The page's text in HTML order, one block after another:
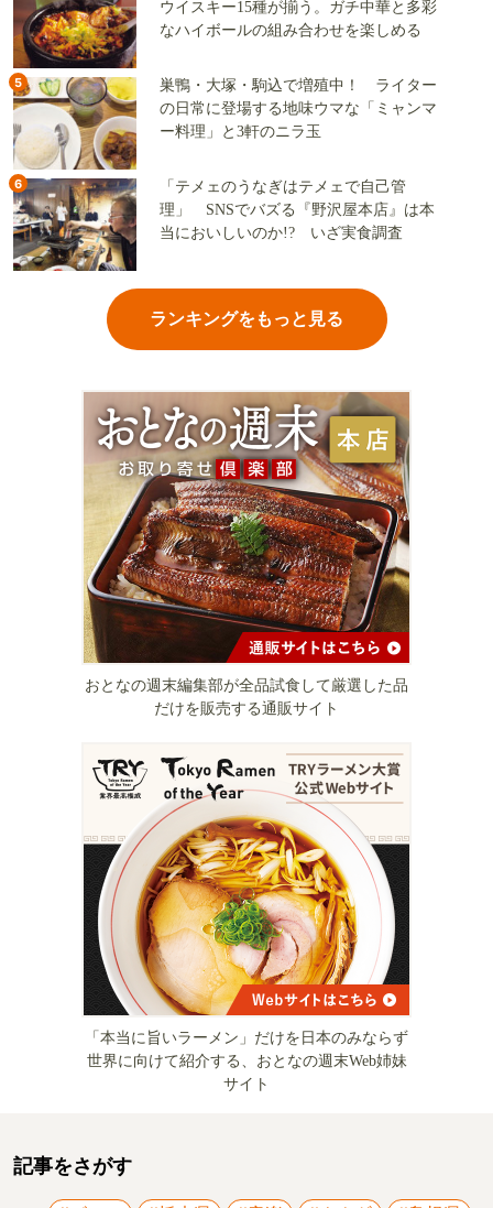
ウイスキー15種が揃う。ガチ中華と多彩
なハイボールの組み合わせを楽しめる
5
巣鴨・大塚・駒込で増殖中！ ライター
の日常に登場する地味ウマな「ミャンマ
ー料理」と3軒のニラ玉
6
「テメェのうなぎはテメェで自己管
理」 SNSでバズる『野沢屋本店』は本
当においしいのか!? いざ実食調査
ランキングをもっと見る
おとなの週末編集部が全品試食して厳選した品
だけを販売する通販サイト
「本当に旨いラーメン」だけを日本のみならず
世界に向けて紹介する、おとなの週末Web姉妹
サイト
記事をさがす